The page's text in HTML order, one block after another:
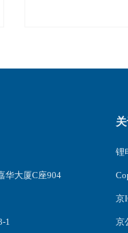
华大厦C座904
1
锂
京
京